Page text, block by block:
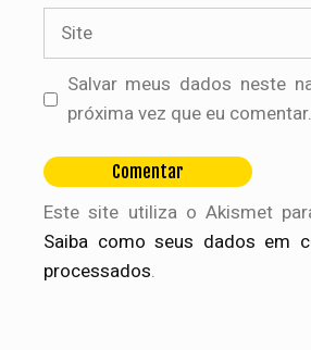
Site
Salvar meus dados neste
próxima vez que eu comentar.
Este site utiliza o Akismet
Saiba como seus dados em
processados.